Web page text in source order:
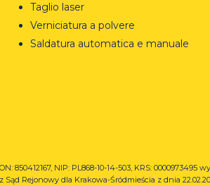
Taglio laser
Verniciatura a polvere
Saldatura automatica e manuale
850412167, NIP: PL868-10-14-503, KRS: 0000973495
Sąd Rejonowy dla Krakowa-Śródmieścia z dnia